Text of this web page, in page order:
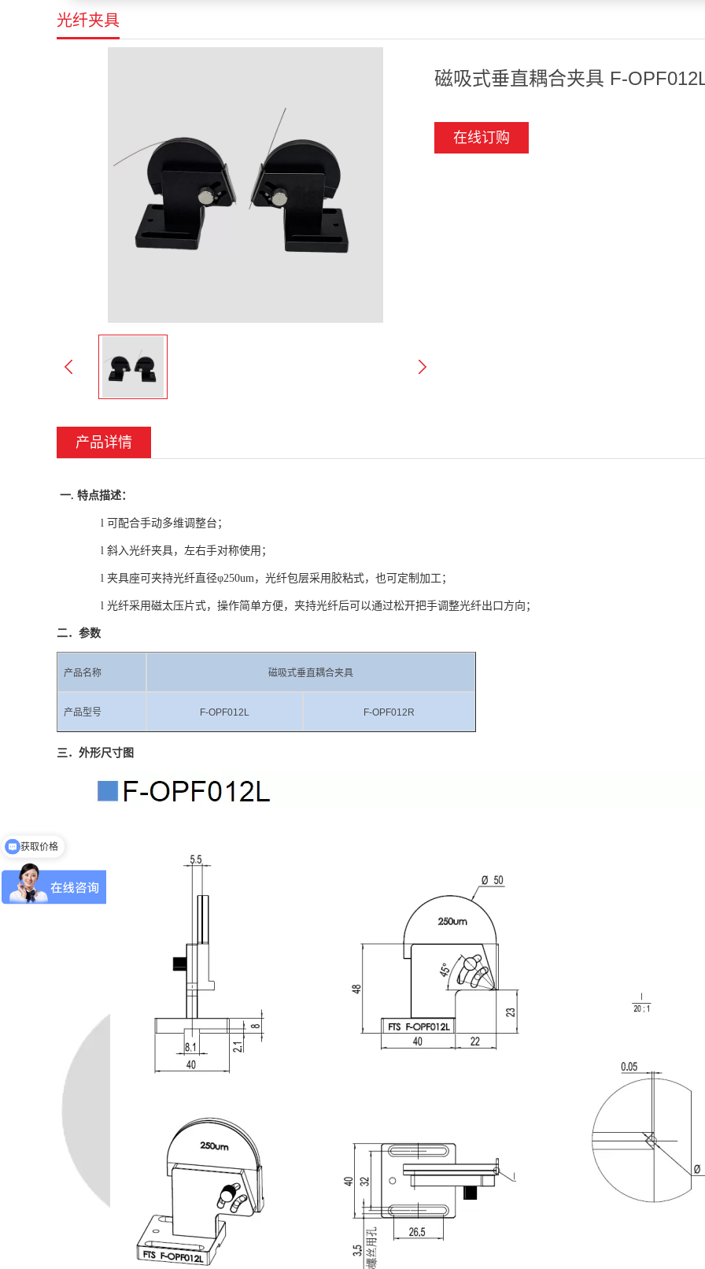
光纤夹具
磁吸式垂直耦合夹具 F-
在线订购
产品详情
一. 特点描述：
l 可配合手动多维调整台；
l 斜入光纤夹具，左右手对称使用；
l 夹具座可夹持光纤直径φ250um，光纤包层采用胶粘式，也可定制加工；
l 光纤采用磁太压片式，操作简单方便，夹持光纤后可以通过松开把手调整光纤出口方向；
二．参数
产品名称 磁吸式垂直耦合夹具
产品型号 F-OPF012L F-OPF012R
三． 外形尺寸图